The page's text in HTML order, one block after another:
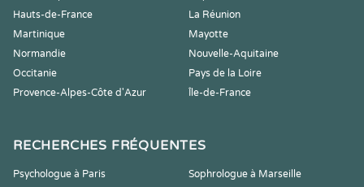
Hauts-de-France
La Réunion
Martinique
Mayotte
Normandie
Nouvelle-Aquitaine
Occitanie
Pays de la Loire
Provence-Alpes-Côte d'Azur
Île-de-France
RECHERCHES FRÉQUENTES
Psychologue à Paris
Sophrologue à Marseille